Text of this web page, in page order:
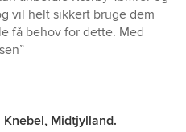
vil helt sikkert bruge dem
få behov for dette. Med
Midtjylland.